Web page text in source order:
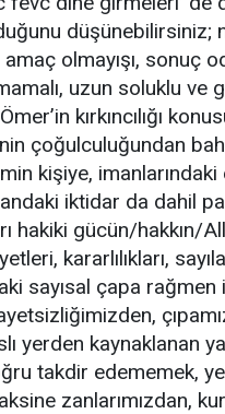
olmayışı, sonuç
uzun soluklu ve
kırkıncılığı
çoğulculuğundan
kişiye,
iktidar da dahil
hakiki gücün/hakkın/
kararlılıkları,
sayısal çapa
yerden kaynaklanan
takdir edememek,
zanlarımızdan,